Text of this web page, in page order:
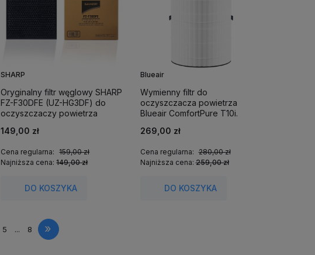
SHARP
Oryginalny filtr węglowy SHARP
FZ-F30DFE (UZ-HG3DF) do
oczyszczaczy powietrza
FPJ30EUB, FPJ30EUP, UA-
149,00 zł
Cena regularna:
159,00 zł
Najniższa cena:149,00 zł
DO KOSZYKA
Blueair
Wymienny filtr do
oczyszczacza powietrza
Blueair ComfortPure T10i.
269,00 zł
Cena regularna: 280,00 zł
Najniższa cena:259,00 zł
DO KOSZYKA
5 ... 8 »